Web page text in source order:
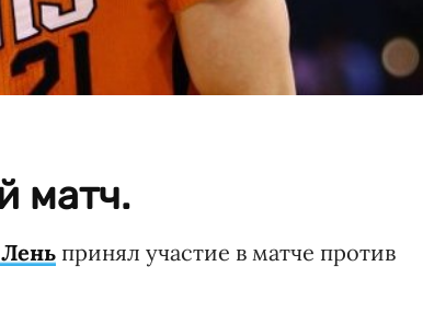
матч.
принял участие в матче против